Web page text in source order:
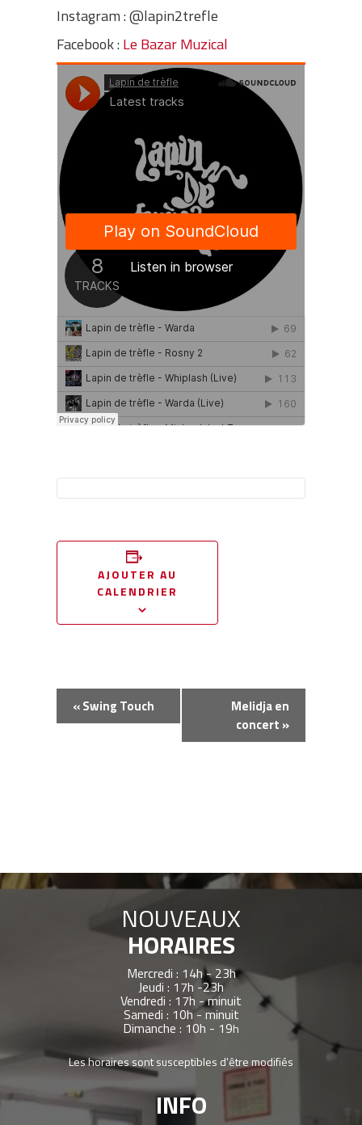
Instagram : @lapin2trefle
Facebook : Le Bazar Muzical
AJOUTER AU
CALENDRIER
Navigation
Évènement
«Swing Touch
Melidja en
concert »
NOUVEAUX
HORAIRES
Mercredi : 14h - 23h
Jeudi : 17h -23h
Vendredi : 17h - minuit
Samedi : 10h - minuit
Dimanche : 10h - 19h
Les horaires sont susceptibles d'être modifiés
INFO